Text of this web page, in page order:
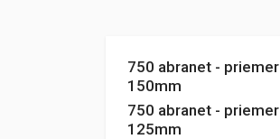
750 abranet - priemer
150mm
750 abranet - priemer
125mm